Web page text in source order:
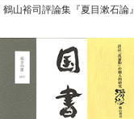
鶴山裕司評論集『夏目漱石論』